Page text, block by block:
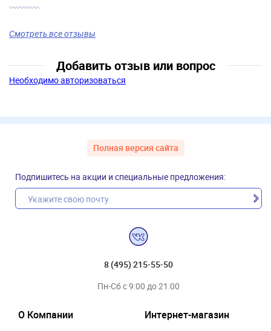
Смотреть все отзывы
Добавить отзыв или вопрос
Необходимо авторизоваться
Полная версия сайта
Подпишитесь на акции и специальные предложения:
8 (495) 215-55-50
Пн-Сб с 9:00 до 21:00
О Компании Интернет-магазин